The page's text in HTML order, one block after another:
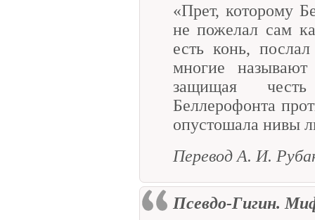
«Прет, которому
не пожелал сам
есть конь,
многие
защищая
Беллерофонта
опустошала нивы
Перевод А. И.
Псевдо-Гигин.